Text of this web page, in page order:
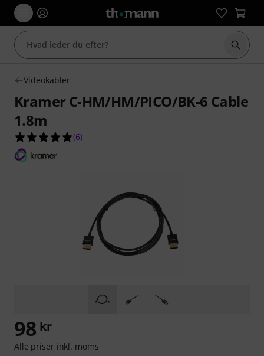
Start
Videokabler
Kramer C-HM/HM/PICO/BK-6 Cable
1.8m
5.0 ud af 5 stjerner fra 6 kundebedømmelser
(6)
98 kr
Alle priser inkl. moms